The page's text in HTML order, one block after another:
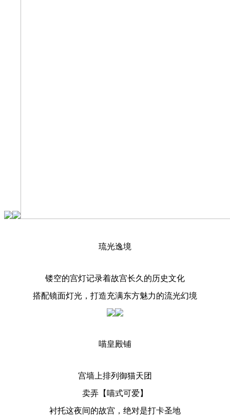
琉光逸境
镂空的宫灯记录着故宫长久的历史文化
搭配镜面灯光，打造充满东方魅力的流光幻境
喵皇殿铺
宫墙上排列御猫天团
卖弄【喵式可爱】
衬托这夜间的故宫，绝对是打卡圣地